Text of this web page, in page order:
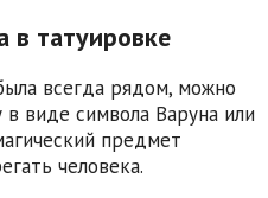
в татуировке
всегда рядом, можно
в виде символа Варуна или
предмет
человека.